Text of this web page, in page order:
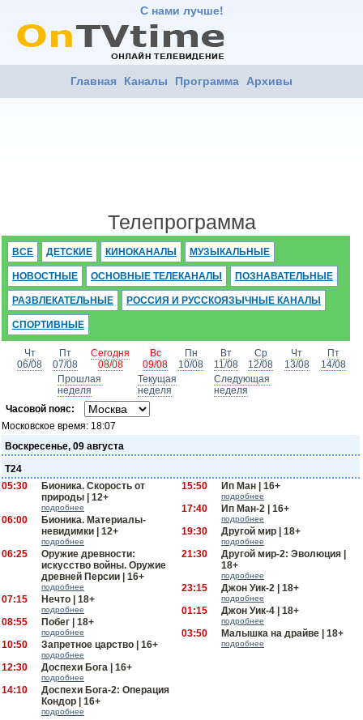
С нами лучше!
Главная Каналы Программа Архивы
Телепрограмма
ВСЕ ДЕТСКИЕ КИНОКАНАЛЫ МУЗЫКАЛЬНЫЕ
НОВОСТНЫЕ ОСНОВНЫЕ ТЕЛЕКАНАЛЫ ПОЗНАВАТЕЛЬНЫЕ
РАЗВЛЕКАТЕЛЬНЫЕ РОССИЯ И РУССКОЯЗЫЧНЫЕ КАНАЛЫ
СПОРТИВНЫЕ
Чт
06/08
Пт
07/08
Сегодня
08/08
Вс
09/08
Пн
10/08
Вт
11/08
Ср
12/08
Чт
13/08
Пт
14/08
Прошлая
неделя
Текущая
неделя
Следующая
неделя
Часовой пояс:
Московское время: 18:07
Воскресенье, 09 августа
Т24
05:30
Бионика. Скорость от
природы | 12+
подробнее
06:00
Бионика. Материалы-
невидимки | 12+
подробнее
06:25
Оружие древности:
искусство войны. Оружие
древней Персии | 16+
подробнее
07:15 Нечто | 18+
подробнее
08:55 Побег | 18+
подробнее
10:50 Запретное царство | 16+
подробнее
12:30 Доспехи Бога | 16+
подробнее
14:10
Доспехи Бога-2: Операция
Кондор | 16+
подробнее
15:50 Ип Ман | 16+
подробнее
17:40 Ип Ман-2 | 16+
подробнее
19:30 Другой мир | 18+
подробнее
21:30
Другой мир-2: Эволюция |
18+
подробнее
23:15 Джон Уик-2 | 18+
подробнее
01:15 Джон Уик-4 | 18+
подробнее
03:50 Малышка на драйве | 18+
подробнее